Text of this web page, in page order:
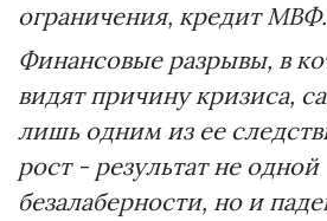
ограничения, кредит МВФ.
Финансовые разрывы, в
видят причину кризиса,
лишь одним из ее
рост - результат не одной
безалаберности, но и